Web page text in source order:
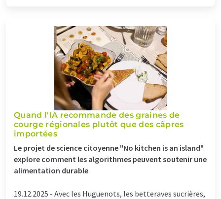
Quand l'IA recommande des graines de
courge régionales plutôt que des câpres
importées
Le projet de science citoyenne "No kitchen is an island"
explore comment les algorithmes peuvent soutenir une
alimentation durable
19.12.2025 - Avec les Huguenots, les betteraves sucrières,